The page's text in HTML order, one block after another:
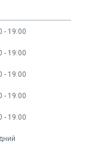
19:00
19:00
19:00
19:00
19:00